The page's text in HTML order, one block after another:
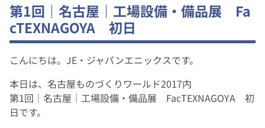
第1回｜名古屋｜工場設備・備品展 Fa
cTEXNAGOYA 初日
こんにちは。JE・ジャパンエニックスです。
本日は、名古屋ものづくりワールド2017内
第1回｜名古屋｜工場設備・備品展 FacTEXNAGOYA 初
日です。